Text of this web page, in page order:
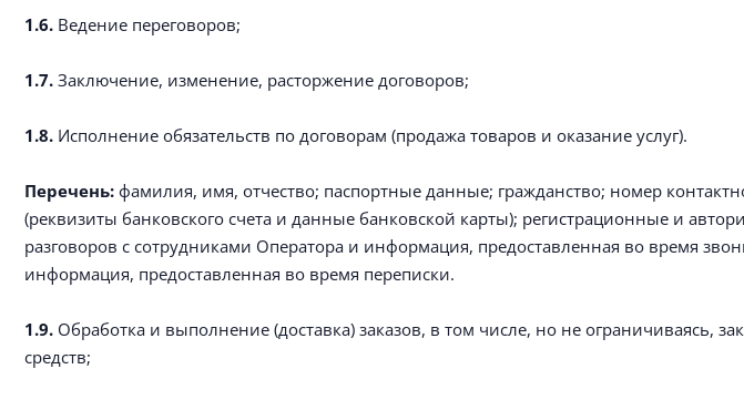
1.6. Ведение переговоров;
1.7. Заключение, изменение, расторжение договоров;
1.8. Исполнение обязательств по договорам (продажа товаров и оказание услуг).
Перечень: фамилия, имя, отчество; паспортные данные; гражданство; номер
(реквизиты банковского счета и данные банковской карты); регистрационные и
разговоров с сотрудниками Оператора и информация, предоставленная во время
информация, предоставленная во время переписки.
1.9. Обработка и выполнение (доставка) заказов, в том числе, но не ограничиваясь,
средств;